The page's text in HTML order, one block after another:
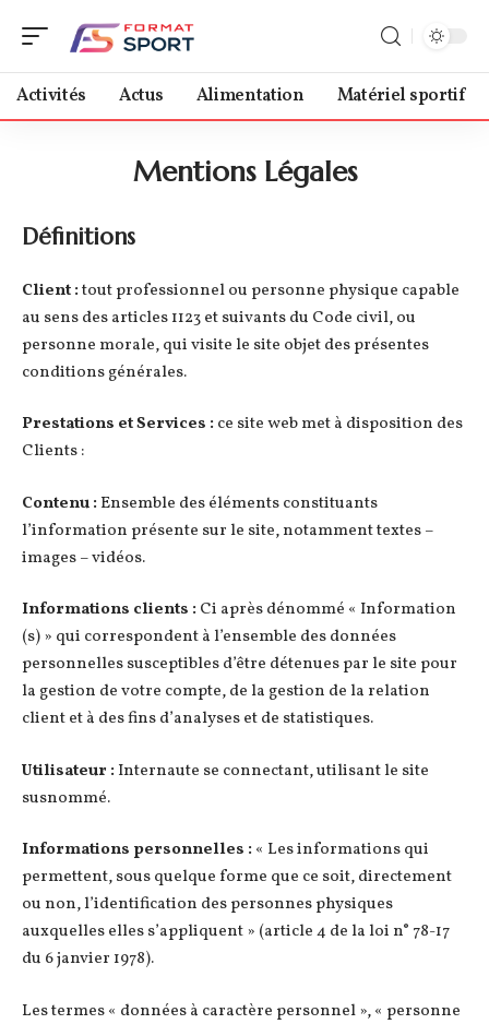
Activités Actus Alimentation Matériel sportif
Mentions Légales
Définitions
Client :tout professionnel ou personne physique capable
au sens des articles 1123 et suivants du Code civil, ou
personne morale, qui visite le site objet des présentes
conditions générales.
Prestations et Services : ce site web met à disposition des
Clients :
Contenu : Ensemble des éléments constituants
l’information présente sur le site, notamment textes –
images – vidéos.
Informations clients : Ci après dénommé « Information
(s) » qui correspondent à l’ensemble des données
personnelles susceptibles d’être détenues par le site pour
la gestion de votre compte, de la gestion de la relation
client et à des fins d’analyses et de statistiques.
Utilisateur : Internaute se connectant, utilisant le site
susnommé.
Informations personnelles : « Les informations qui
permettent, sous quelque forme que ce soit, directement
ou non, l’identification des personnes physiques
auxquelles elles s’appliquent » (article 4 de la loi n° 78-17
du 6 janvier 1978).
Les termes « données à caractère personnel », « personne